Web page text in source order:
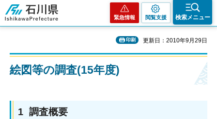
石川県
緊急情報 閲覧支援 検索メニュー
印刷 更新日：2010年9月29日
絵図等の調査(15年度)
1 調査概要